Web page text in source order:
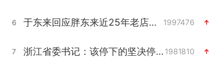
6 于东来回应胖东来近25年老店年底关闭 1997476
7 浙江省委书记：该停下的坚决停下来 1981810